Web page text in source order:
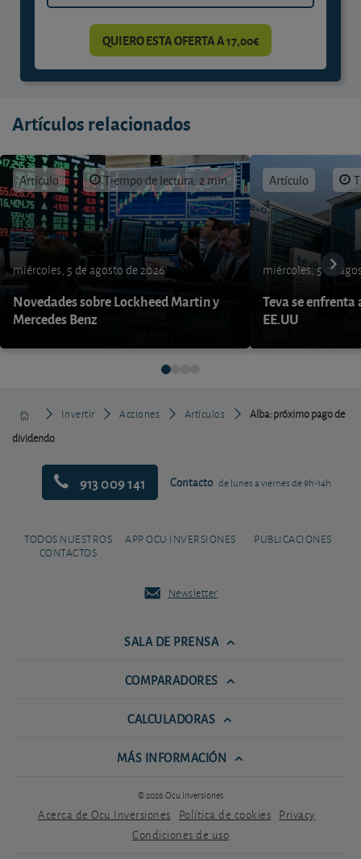
QUIERO ESTA OFERTA A 17,00€
Artículos relacionados
Artículo Tiempo de lectura: 2 min.
miércoles, 5 de agosto de 2026
Novedades sobre Lockheed Martin y
Mercedes Benz
Artículo
miércoles, 5 de
Teva se enfrenta
EE.UU
Invertir Acciones Artículos
Alba: próximo pago de
dividendo
913 009 141 Contacto de lunes a viernes de 9h-14h
TODOS NUESTROS
CONTACTOS
APP OCU INVERSIONES PUBLICACIONES
Newsletter
SALA DE PRENSA
COMPARADORES
CALCULADORAS
MÁS INFORMACIÓN
© 2026 Ocu Inversiones
Acerca de Ocu Inversiones Política de cookies Privacy
Condiciones de uso